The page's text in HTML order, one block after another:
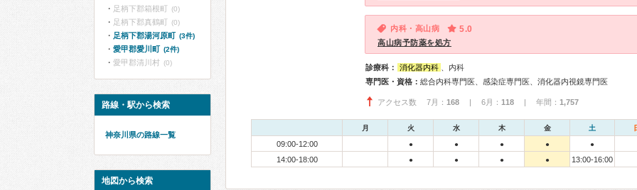
内科・高山病 5.0
高山病予防薬を処方
診療科： 消化器内科
、内科
専門医・資格： 総合内科専門医、感染症専門医、消化器内視鏡専門医
アクセス数 7月： 168 | 6月： 118 | 年間： 1,757
月 火 水 木 金 土
09:00-12:00 ● ● ● ● ●
14:00-18:00 ● ● ● ● 13:00-16:00
足柄下郡箱根町 (0)
足柄下郡真鶴町 (0)
足柄下郡湯河原町 (3件)
愛甲郡愛川町 (2件)
愛甲郡清川村 (0)
路線・駅から検索
神奈川県の路線一覧
地図から検索